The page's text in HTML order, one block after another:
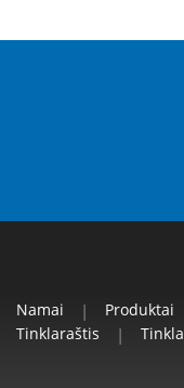
Namai | Produktai
Tinklaraštis |